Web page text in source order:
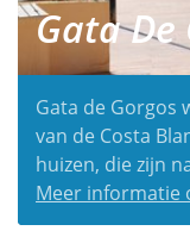
Gata De
Gata de Gorgos
van de Costa
huizen, die zijn
die in de winter
loopt.
Meer informatie